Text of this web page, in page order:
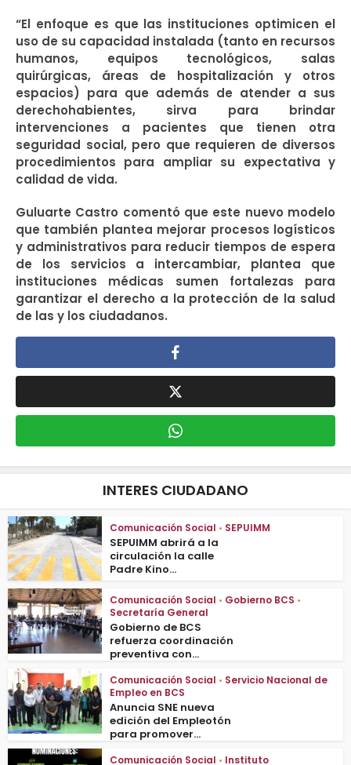
“El enfoque es que las instituciones optimicen el
uso de su capacidad instalada (tanto en recursos
humanos, equipos tecnológicos, salas
quirúrgicas, áreas de hospitalización y otros
espacios) para que además de atender a sus
derechohabientes, sirva para brindar
intervenciones a pacientes que tienen otra
seguridad social, pero que requieren de diversos
procedimientos para ampliar su expectativa y
calidad de vida.
Guluarte Castro comentó que este nuevo modelo
que también plantea mejorar procesos logísticos
y administrativos para reducir tiempos de espera
de los servicios a intercambiar, plantea que
instituciones médicas sumen fortalezas para
garantizar el derecho a la protección de la salud
de las y los ciudadanos.
INTERES CIUDADANO
Comunicación Social • SEPUIMM
SEPUIMM abrirá a la
circulación la calle
Padre Kino...
Comunicación Social • Gobierno BCS •
Secretaría General
Gobierno de BCS
refuerza coordinación
preventiva con...
Comunicación Social • Servicio Nacional de
Empleo en BCS
Anuncia SNE nueva
edición del Empleotón
para promover...
Comunicación Social • Instituto